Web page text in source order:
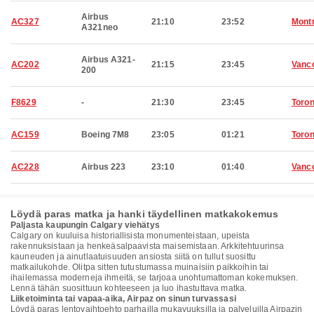
AC327
Airbus
A321neo
21:10 23:52
AC202
Airbus A321-
200
21:15 23:45
F8629 - 21:30 23:45
AC159 Boeing 7M8 23:05 01:21
AC228 Airbus 223 23:10 01:40
Löydä paras matka ja hanki täydellinen matkakokemus
Paljasta kaupungin Calgary viehätys
Calgary on kuuluisa historiallisista monumenteistaan, upeista
rakennuksistaan ja henkeäsalpaavista maisemistaan. Arkkitehtuurinsa
kauneuden ja ainutlaatuisuuden ansiosta siitä on tullut suosittu
matkailukohde. Olitpa sitten tutustumassa muinaisiin paikkoihin tai
ihailemassa moderneja ihmeitä, se tarjoaa unohtumattoman kokemuksen.
Lennä tähän suosittuun kohteeseen ja luo ihastuttava matka.
Liiketoiminta tai vapaa-aika, Airpaz on sinun turvassasi
Löydä paras lentovaihtoehto parhailla mukavuuksilla ja palveluilla Airpazin